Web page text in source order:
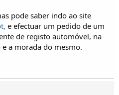
pode saber indo ao site
e efectuar um pedido de um
de registo automóvel, na
a morada do mesmo.